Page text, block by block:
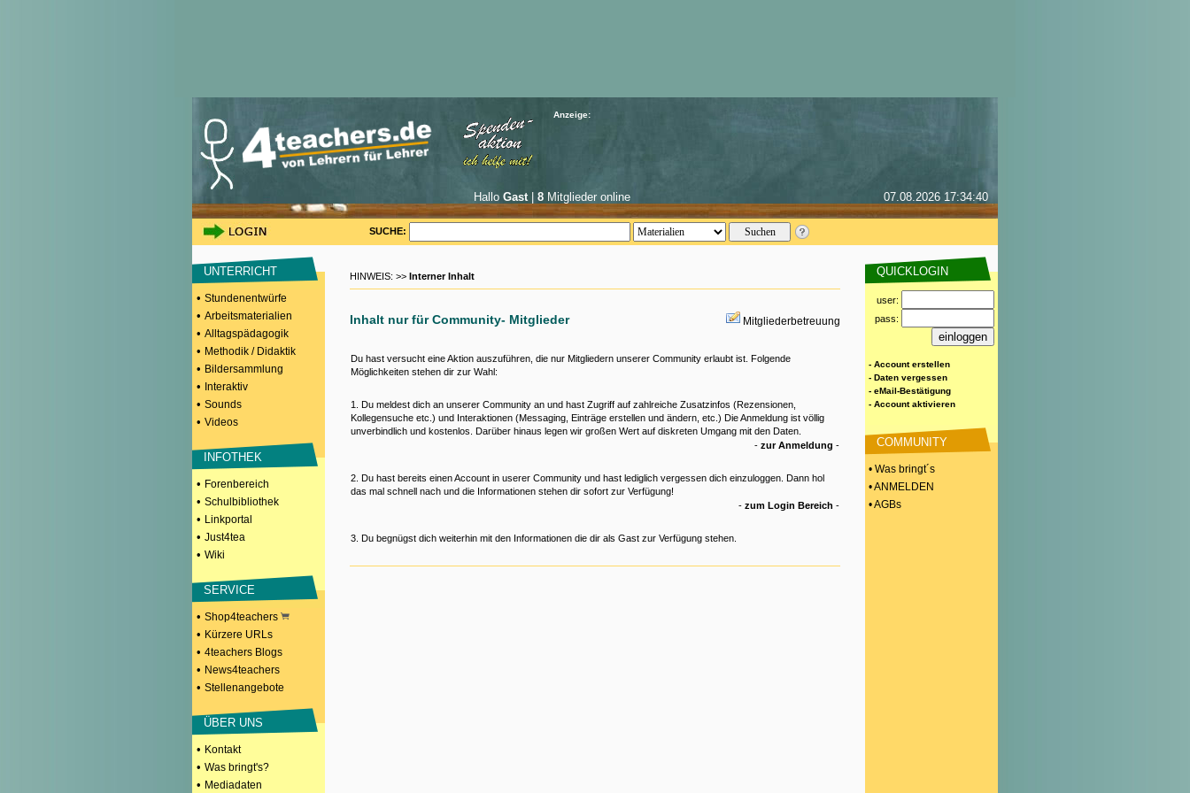
Anzeige:
Hallo Gast| 8Mitglieder online 07.08.2026 17:34:40
SUCHE:
UNTERRICHT
• Stundenentwürfe
• Arbeitsmaterialien
• Alltagspädagogik
• Methodik / Didaktik
• Bildersammlung
• Interaktiv
• Sounds
• Videos
INFOTHEK
• Forenbereich
• Schulbibliothek
• Linkportal
• Just4tea
• Wiki
SERVICE
• Shop4teachers
• Kürzere URLs
• 4teachers Blogs
• News4teachers
• Stellenangebote
ÜBER UNS
• Kontakt
• Was bringt's?
• Mediadaten
HINWEIS: >> Interner Inhalt
Inhalt nur für Community- Mitglieder Mitgliederbetreuung
Du hast versucht eine Aktion auszuführen, die nur Mitgliedern unserer Community erlaubt ist. Folgende
Möglichkeiten stehen dir zur Wahl:
1. Du meldest dich an unserer Community an und hast Zugriff auf zahlreiche Zusatzinfos (Rezensionen,
Kollegensuche etc.) und Interaktionen (Messaging, Einträge erstellen und ändern, etc.) Die Anmeldung ist völlig
unverbindlich und kostenlos. Darüber hinaus legen wir großen Wert auf diskreten Umgang mit den Daten.
- zur Anmeldung -
2. Du hast bereits einen Account in userer Community und hast lediglich vergessen dich einzuloggen. Dann hol
das mal schnell nach und die Informationen stehen dir sofort zur Verfügung!
- zum Login Bereich -
3. Du begnügst dich weiterhin mit den Informationen die dir als Gast zur Verfügung stehen.
QUICKLOGIN
user:
pass:
- Account erstellen
- Daten vergessen
- eMail-Bestätigung
- Account aktivieren
COMMUNITY
• Was bringt´s
• ANMELDEN
• AGBs